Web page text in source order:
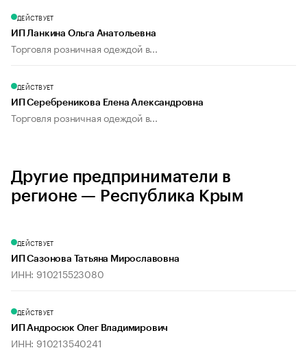
ДЕЙСТВУЕТ
ИП Ланкина Ольга Анатольевна
Торговля розничная одеждой в...
ДЕЙСТВУЕТ
ИП Серебреникова Елена Александровна
Торговля розничная одеждой в...
Другие предприниматели в
регионе — Республика Крым
ДЕЙСТВУЕТ
ИП Сазонова Татьяна Мирославовна
ИНН: 910215523080
ДЕЙСТВУЕТ
ИП Андросюк Олег Владимирович
ИНН: 910213540241